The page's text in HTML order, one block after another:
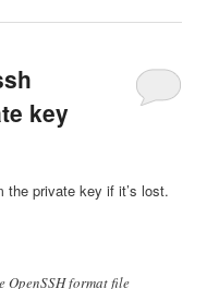
key
the private key if it’s lost.
format file